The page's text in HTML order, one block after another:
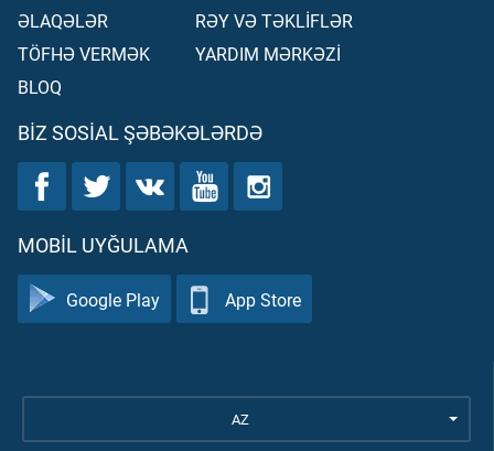
ƏLAQƏLƏR
TÖFHƏ VERMƏK
BLOQ
RƏY VƏ TƏKLİFLƏR
YARDIM MƏRKƏZİ
BIZ SOSIAL ŞƏBƏKƏLƏRDƏ
MOBIL UYĞULAMA
Google Play App Store
AZ